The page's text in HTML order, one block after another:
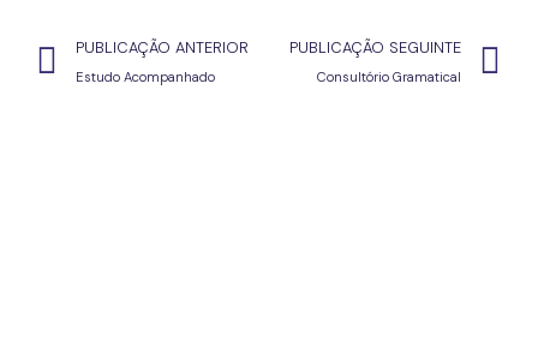
PUBLICAÇÃO ANTERIOR
Estudo Acompanhado
PUBLICAÇÃO SEGUINTE
Consultório Gramatical